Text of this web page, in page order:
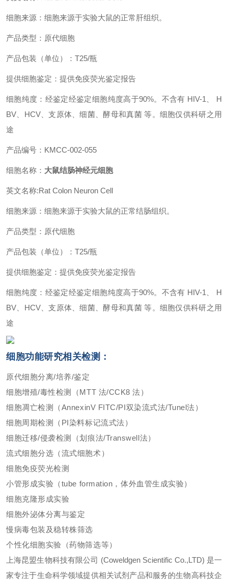
细胞来源：细胞来源于实验大鼠的正常肝组织。
产品类型：原代细胞
产品包装（单位）：T25/瓶
提供细胞鉴定：提供免疫荧光鉴定报告
细胞纯度：经鉴定经鉴定细胞纯度高于90%。不含有 HIV-1、 H
BV、HCV、支原体、细菌、酵母和真菌 等。细胞仅供科研之用
途
产品编号：KMCC-002-055
细胞名称： 大鼠结肠神经元细胞
英文名称:Rat Colon Neuron Cell
细胞来源：细胞来源于实验大鼠的正常结肠组织。
产品类型：原代细胞
产品包装（单位）：T25/瓶
提供细胞鉴定：提供免疫荧光鉴定报告
细胞纯度：经鉴定经鉴定细胞纯度高于90%。不含有 HIV-1、 H
BV、HCV、支原体、细菌、酵母和真菌 等。细胞仅供科研之用
途
细胞功能研究相关检测：
原代细胞分离/培养/鉴定
细胞增殖/毒性检测（MTT 法/CCK8 法）
细胞凋亡检测（AnnexinV FITC/PI双染流式法/Tunel法）
细胞周期检测（PI染料标记流式法）
细胞迁移/侵袭检测（划痕法/Transwell法）
流式细胞分选（流式细胞术）
细胞免疫荧光检测
小管形成实验（tube formation，体外血管生成实验）
细胞克隆形成实验
细胞外泌体分离与鉴定
慢病毒包装及稳转株筛选
个性化细胞实验（药物筛选等）
上海昆盟生物科技有限公司 (Coweldgen Scientific Co.,LTD) 是一
家专注于生命科学领域提供相关试剂产品和服务的生物高科技企